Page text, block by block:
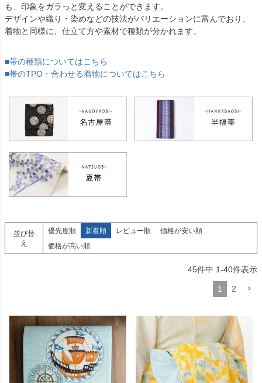
も、印象をガラっと変えることができます。
デザインや織り・染めなどの技法がバリエーションに富んでおり、
着物と同様に、仕立て方や素材で種類が分かれます。
■帯の種類についてはこちら
■帯のTPO・合わせる着物についてはこちら
並び替
え
優先度順 新着順 レビュー順
価格が安い順
価格が高い順
45件中 1-40件表示
1 2